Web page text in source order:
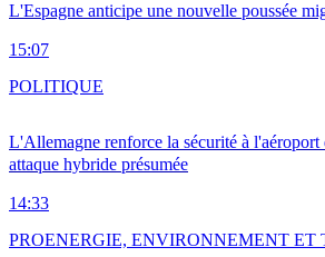
L'Espagne anticipe une nouvelle poussée
15:07
L'Allemagne renforce la sécurité à l'aéroport
attaque hybride présumée
14:33
POLITIQUE
PROENERGIE, ENVIRONNEMENT ET